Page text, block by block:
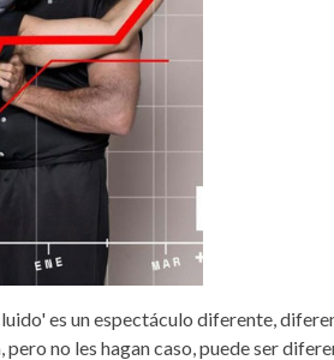
es un espectáculo diferente,
no les hagan caso, puede ser